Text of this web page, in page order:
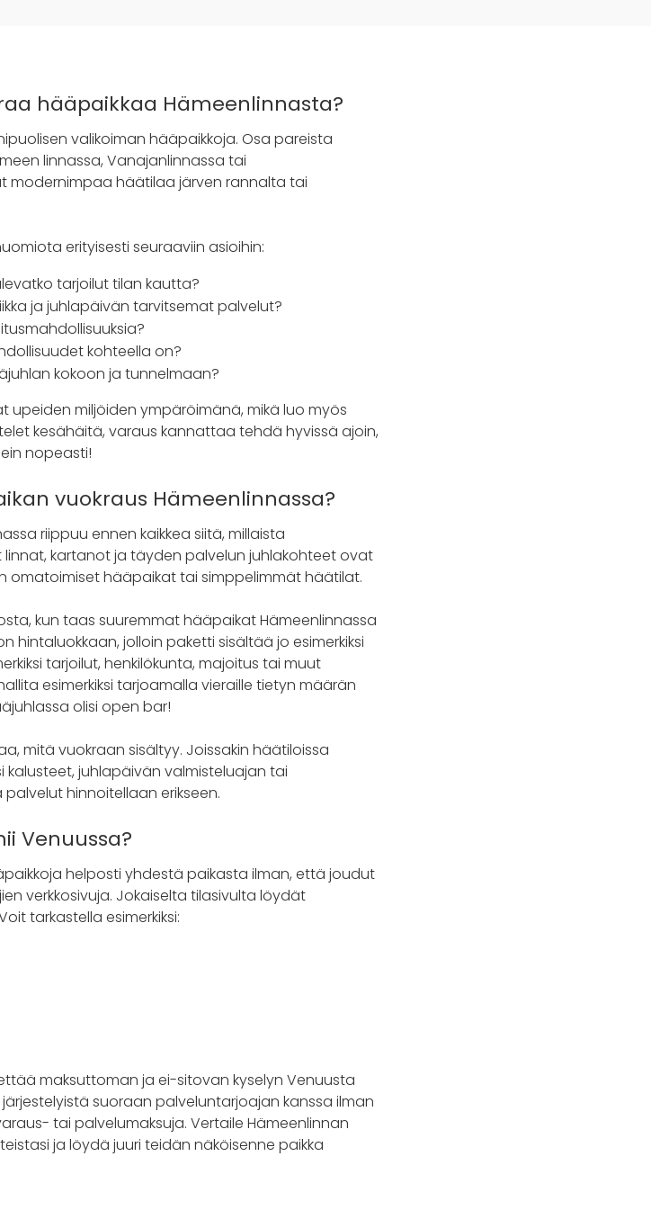
hääpaikkaa Hämeenlinnasta?
valikoiman hääpaikkoja. Osa pareista
linnassa, Vanajanlinnassa tai
modernimpaa häätilaa järven rannalta tai
erityisesti seuraaviin asioihin:
tarjoilut tilan kautta?
ja juhlapäivän tarvitsemat palvelut?
kohteella on?
kokoon ja tunnelmaan?
upeiden miljöiden ympäröimänä, mikä luo myös
kesähäitä, varaus kannattaa tehdä hyvissä ajoin,
nopeasti!
vuokraus Hämeenlinnassa?
riippuu ennen kaikkea siitä, millaista
linnat, kartanot ja täyden palvelun juhlakohteet ovat
omatoimiset hääpaikat tai simppelimmät häätilat.
kun taas suuremmat hääpaikat Hämeenlinnassa
hintaluokkaan, jolloin paketti sisältää jo esimerkiksi
tarjoilut, henkilökunta, majoitus tai muut
esimerkiksi tarjoamalla vieraille tietyn määrän
olisi open bar!
mitä vuokraan sisältyy. Joissakin häätiloissa
kalusteet, juhlapäivän valmisteluajan tai
hinnoitellaan erikseen.
Venuussa?
helposti yhdestä paikasta ilman, että joudut
verkkosivuja. Jokaiselta tilasivulta löydät
tarkastella esimerkiksi:
maksuttoman ja ei-sitovan kyselyn Venuusta
suoraan palveluntarjoajan kanssa ilman
tai palvelumaksuja. Vertaile Hämeenlinnan
ja löydä juuri teidän näköisenne paikka